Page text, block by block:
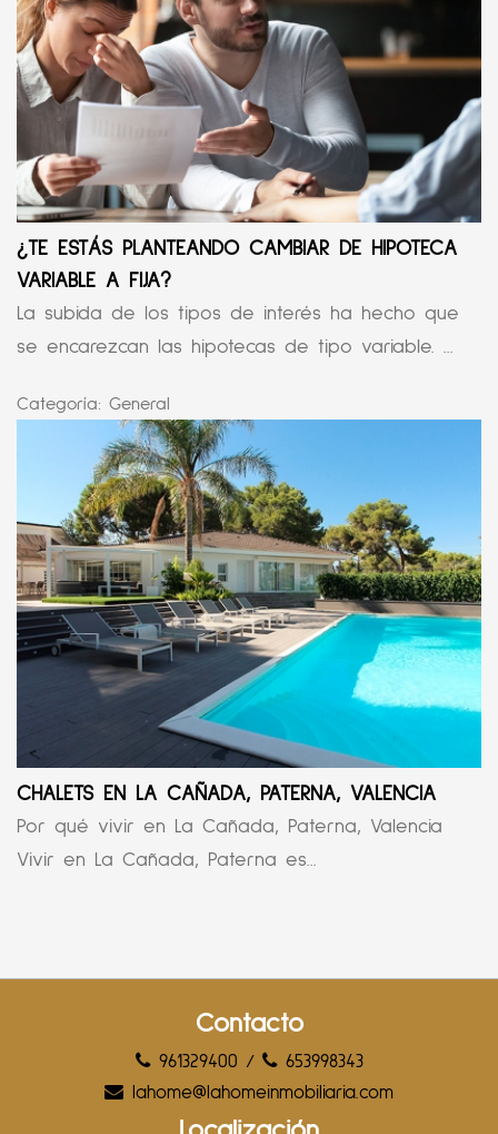
¿TE ESTÁS PLANTEANDO CAMBIAR DE HIPOTECA
VARIABLE A FIJA?
La subida de los tipos de interés ha hecho que
se encarezcan las hipotecas de tipo variable. ...
Categoría: General
CHALETS EN LA CAÑADA, PATERNA, VALENCIA
Por qué vivir en La Cañada, Paterna, Valencia
Vivir en La Cañada, Paterna es...
Contacto
961329400 /
653998343
lahome@lahomeinmobiliaria.com